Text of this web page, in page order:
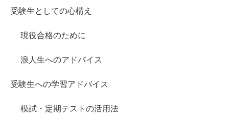
受験生としての心構え
現役合格のために
浪人生へのアドバイス
受験生への学習アドバイス
模試・定期テストの活用法